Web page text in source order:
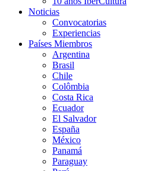
Noticias
Convocatorias
Experiencias
Países Miembros
Argentina
Brasil
Chile
Colômbia
Costa Rica
Ecuador
El Salvador
España
México
Panamá
Paraguay